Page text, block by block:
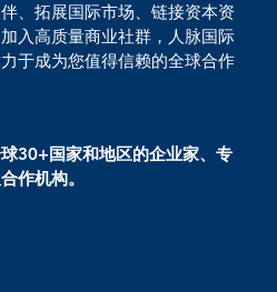
、拓展国际市场、链接资本资
入高质量商业社群，人脉国际
于成为您值得信赖的全球合作
30+国家和地区的企业家、专
作机构。